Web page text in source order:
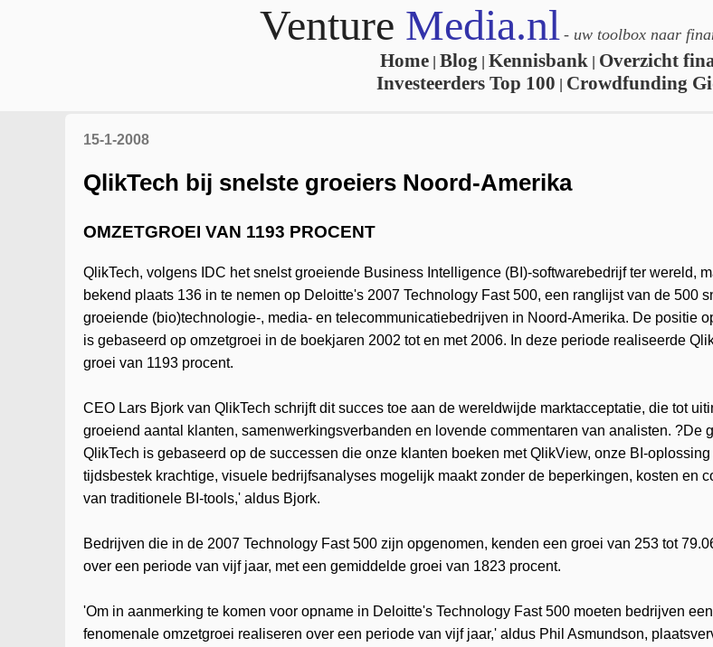
Venture Media.nl - uw toolbox naar
Home Blog Kennisbank Overzicht
Investeerders Top 100 Crowdfunding
15-1-2008
QlikTech bij snelste groeiers Noord-Amerika
OMZETGROEI VAN 1193 PROCENT
QlikTech, volgens IDC het snelst groeiende Business Intelligence (BI)-softwarebedrijf ter wereld,
bekend plaats 136 in te nemen op Deloitte's 2007 Technology Fast 500, een ranglijst van de 500
groeiende (bio)technologie-, media- en telecommunicatiebedrijven in Noord-Amerika. De positie
is gebaseerd op omzetgroei in de boekjaren 2002 tot en met 2006. In deze periode realiseerde
groei van 1193 procent.
CEO Lars Bjork van QlikTech schrijft dit succes toe aan de wereldwijde marktacceptatie, die tot
groeiend aantal klanten, samenwerkingsverbanden en lovende commentaren van analisten. ?De
QlikTech is gebaseerd op de successen die onze klanten boeken met QlikView, onze BI-
tijdsbestek krachtige, visuele bedrijfsanalyses mogelijk maakt zonder de beperkingen, kosten en
van traditionele BI-tools,' aldus Bjork.
Bedrijven die in de 2007 Technology Fast 500 zijn opgenomen, kenden een groei van 253 tot
over een periode van vijf jaar, met een gemiddelde groei van 1823 procent.
'Om in aanmerking te komen voor opname in Deloitte's Technology Fast 500 moeten bedrijven een
fenomenale omzetgroei realiseren over een periode van vijf jaar,' aldus Phil Asmundson,